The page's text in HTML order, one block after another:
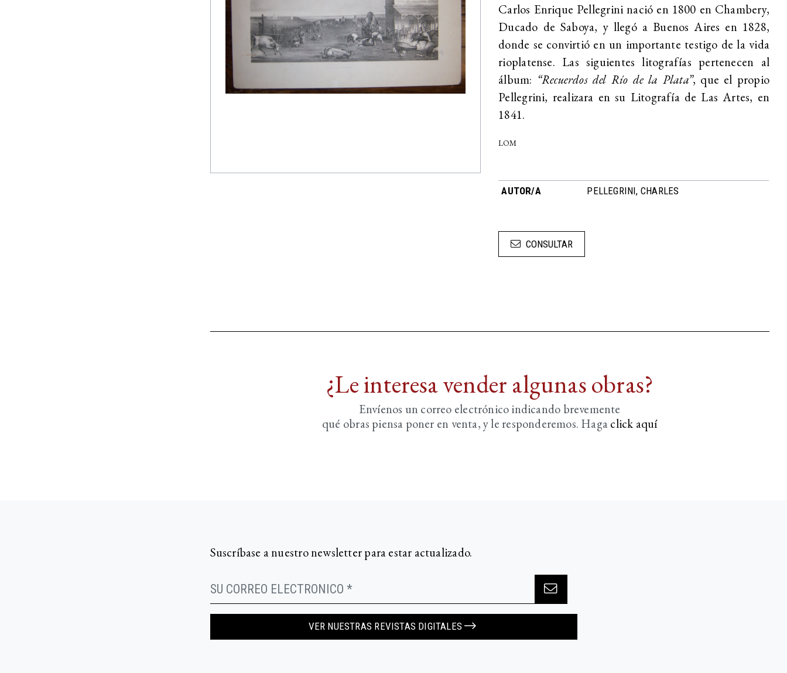
Carlos Enrique Pellegrini nació en 1800 en Chambery,
Ducado de Saboya, y llegó a Buenos Aires en 1828,
donde se convirtió en un importante testigo de la vida
rioplatense. Las siguientes litografías pertenecen al
álbum: “Recuerdos del Río de la Plata”, que el propio
Pellegrini, realizara en su Litografía de Las Artes, en
1841.
LOM
AUTOR/A PELLEGRINI, CHARLES
CONSULTAR
¿Le interesa vender algunas obras?
Envíenos un correo electrónico indicando brevemente
qué obras piensa poner en venta, y le responderemos. Hagaclick aquí­
Suscríbase a nuestro newsletter para estar actualizado.
VER NUESTRAS REVISTAS DIGITALES